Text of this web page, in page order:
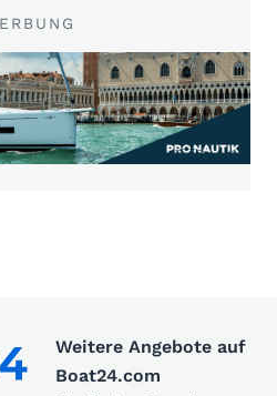
Weitere Angebote auf
Boat24.com